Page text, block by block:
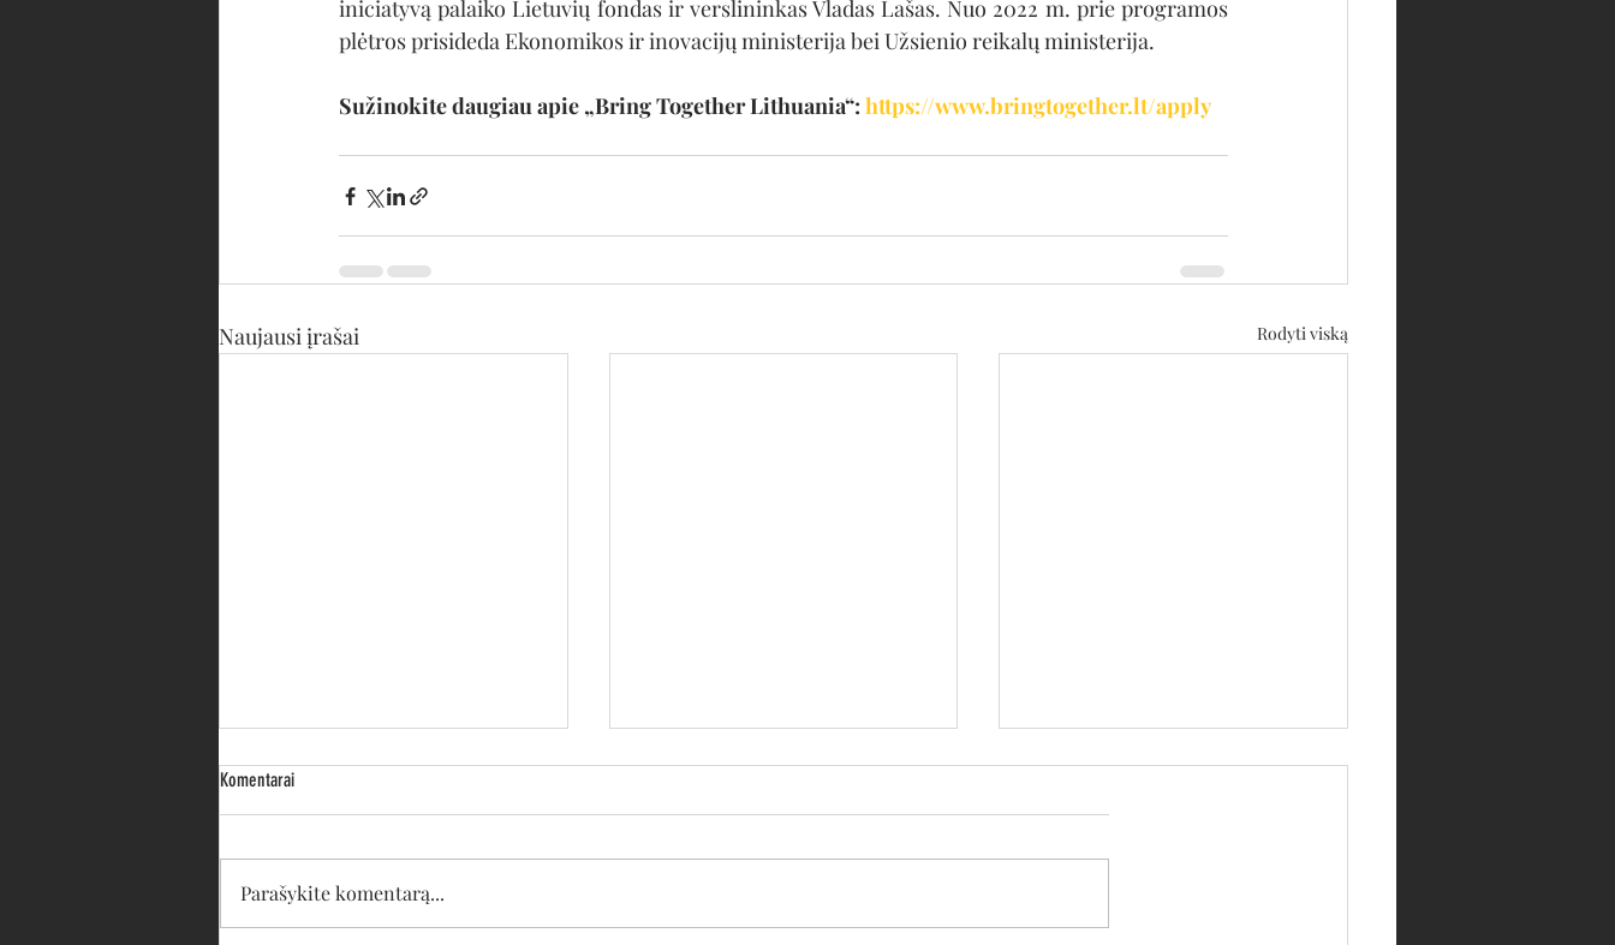
iniciatyvą palaiko Lietuvių fondas ir verslininkas Vladas Lašas. Nuo 2022 m. prie programos
plėtros prisideda Ekonomikos ir inovacijų ministerija bei Užsienio reikalų ministerija.
Sužinokite daugiau apie „Bring Together Lithuania“: https://www.bringtogether.lt/apply
Naujausi įrašai Rodyti viską
Komentarai
Parašykite komentarą...